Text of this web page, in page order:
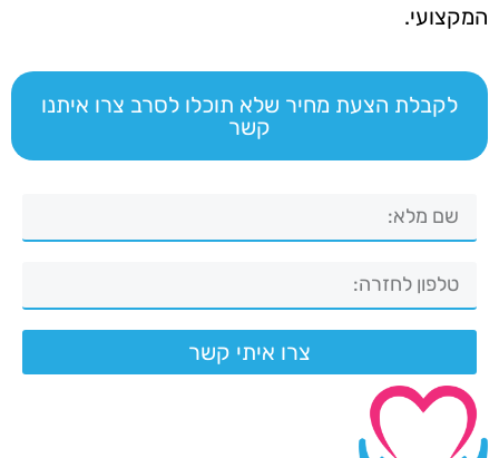
המקצועי.
לקבלת הצעת מחיר שלא תוכלו לסרב צרו איתנו
קשר
צרו איתי קשר